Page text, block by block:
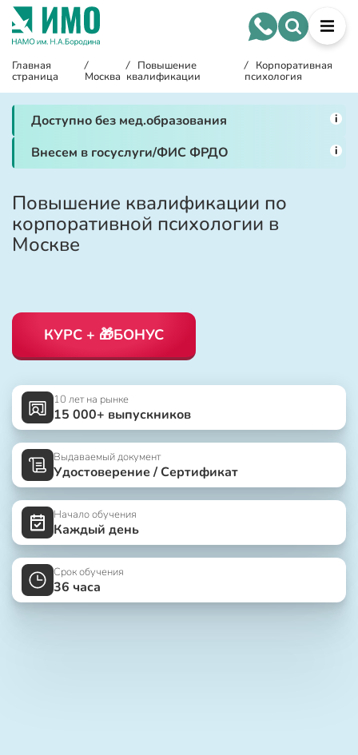
Главная
страница
/
Москва
/ Повышение
квалификации
/ Корпоративная
психология
Доступно без мед.образования i
Внесем в госуслуги/ФИС ФРДО i
Повышение квалификации по
корпоративной психологии в
Москве
КУРС + 🎁БОНУС
10 лет на рынке
15 000+ выпускников
Выдаваемый документ
Удостоверение / Сертификат
Начало обучения
Каждый день
Срок обучения
36 часа